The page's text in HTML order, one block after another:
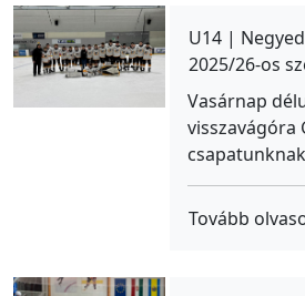
U14 |
2025/26-os
Vasárnap
visszavágóra
Tovább